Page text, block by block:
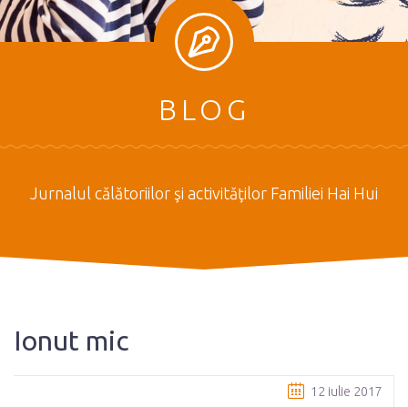
BLOG
Jurnalul călătoriilor şi activităţilor Familiei Hai Hui
Ionut mic
12 iulie 2017